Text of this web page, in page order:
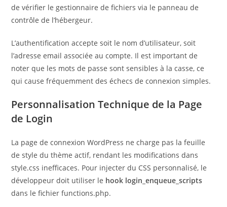
de vérifier le gestionnaire de fichiers via le panneau de
contrôle de l’hébergeur.
L’authentification accepte soit le nom d’utilisateur, soit
l’adresse email associée au compte. Il est important de
noter que les mots de passe sont sensibles à la casse, ce
qui cause fréquemment des échecs de connexion simples.
Personnalisation Technique de la Page
de Login
La page de connexion WordPress ne charge pas la feuille
de style du thème actif, rendant les modifications dans
style.css inefficaces. Pour injecter du CSS personnalisé, le
développeur doit utiliser le hook login_enqueue_scripts
dans le fichier functions.php.